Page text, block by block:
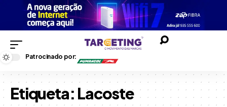
Patrocinado por:
Etiqueta: Lacoste